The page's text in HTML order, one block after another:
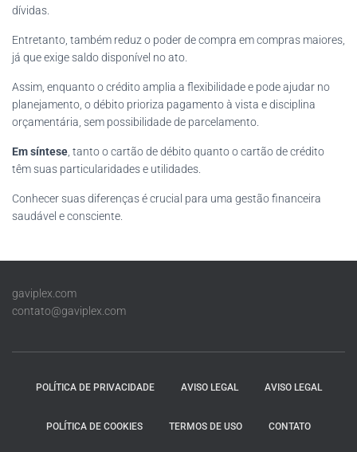
dívidas.
Entretanto, também reduz o poder de compra em compras maiores,
já que exige saldo disponível no ato.
Assim, enquanto o crédito amplia a flexibilidade e pode ajudar no
planejamento, o débito prioriza pagamento à vista e disciplina
orçamentária, sem possibilidade de parcelamento.
Em síntese , tanto o cartão de débito quanto o cartão de crédito
têm suas particularidades e utilidades.
Conhecer suas diferenças é crucial para uma gestão financeira
saudável e consciente.
gaviplex.com
contato@gaviplex.com
POLÍTICA DE PRIVACIDADE AVISO LEGAL AVISO LEGAL
POLÍTICA DE COOKIES TERMOS DE USO CONTATO